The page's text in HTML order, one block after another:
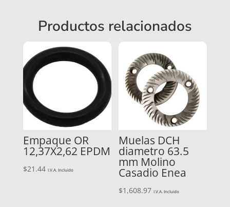
Productos relacionados
Empaque OR
12,37X2,62 EPDM
$21.44 I.V.A. Incluido
Muelas DCH
diametro 63.5
mm Molino
Casadio Enea
$1,608.97 I.V.A. Incluido